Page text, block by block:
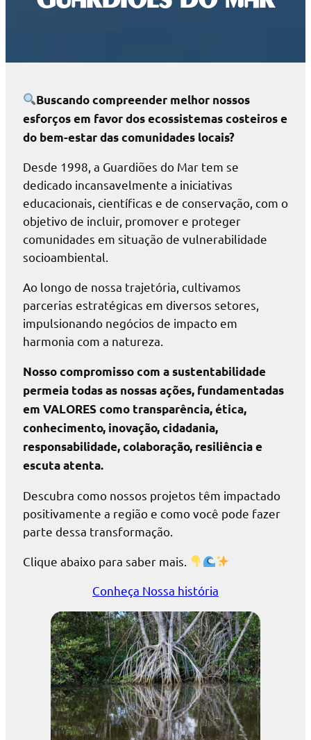
Buscando compreender melhor nossos
esforços em favor dos ecossistemas costeiros e
do bem-estar das comunidades locais?
Desde 1998, a Guardiões do Mar tem se
dedicado incansavelmente a iniciativas
educacionais, científicas e de conservação, com o
objetivo de incluir, promover e proteger
comunidades em situação de vulnerabilidade
socioambiental.
Ao longo de nossa trajetória, cultivamos
parcerias estratégicas em diversos setores,
impulsionando negócios de impacto em
harmonia com a natureza.
Nosso compromisso com a sustentabilidade
permeia todas as nossas ações, fundamentadas
em VALORES como transparência, ética,
conhecimento, inovação, cidadania,
responsabilidade, colaboração, resiliência e
escuta atenta.
Descubra como nossos projetos têm impactado
positivamente a região e como você pode fazer
parte dessa transformação.
Clique abaixo para saber mais.
Conheça Nossa história